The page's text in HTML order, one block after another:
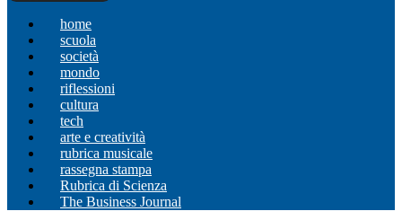
home
scuola
società
mondo
riflessioni
cultura
tech
arte e creatività
rubrica musicale
rassegna stampa
Rubrica di Scienza
The Business Journal